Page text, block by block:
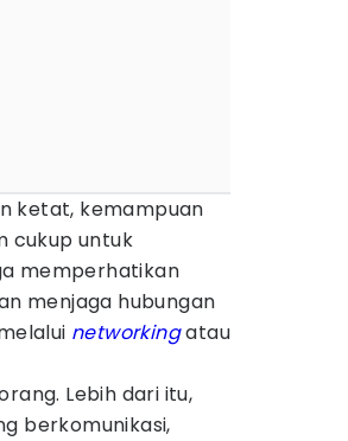
ketat, kemampuan
cukup untuk
memperhatikan
menjaga hubungan
networkingatau
Lebih dari itu,
berkomunikasi,